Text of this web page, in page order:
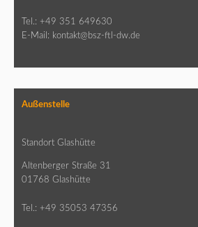
Tel.: +49 351 649630
E-Mail: kontakt@bsz-ftl-dw.de
Außenstelle
Standort Glashütte
Altenberger Straße 31
01768 Glashütte
Tel.: +49 35053 47356